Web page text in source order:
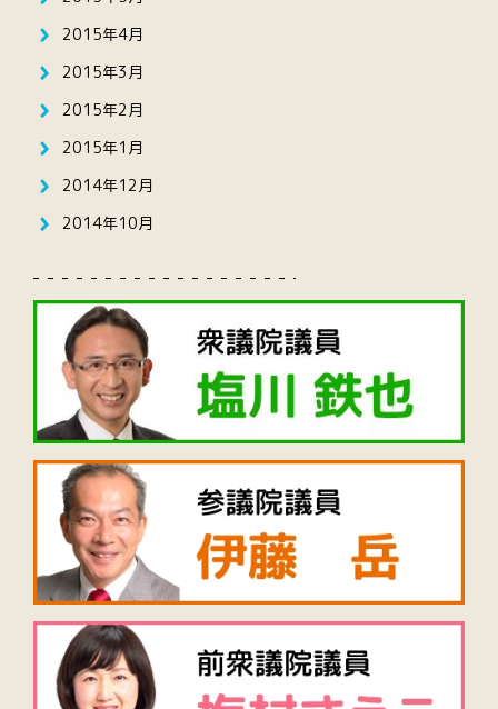
2015年4月
2015年3月
2015年2月
2015年1月
2014年12月
2014年10月